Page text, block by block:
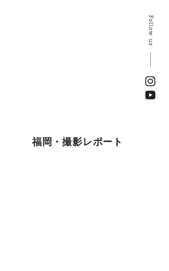
福岡・撮影レポート
Follow us